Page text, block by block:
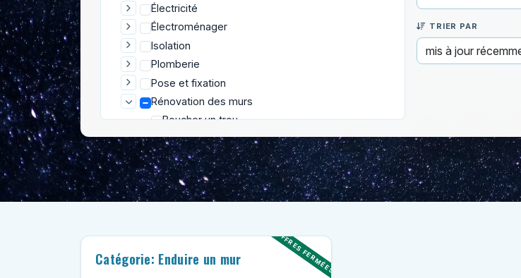
Électricité
Électroménager
Isolation
Plomberie
Pose et fixation
Rénovation des murs
Boucher un trou
Décoller du papier peint
Enduire un mur
Peindre des volets
Peindre une porte
TRIER PAR
OFFRES FERMÉES
Catégorie: Enduire un mur